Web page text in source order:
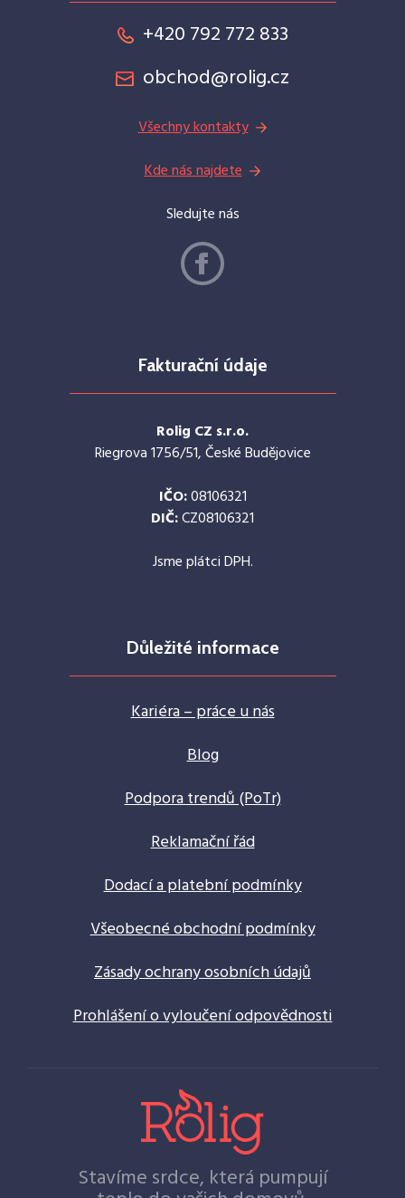
+420 792 772 833
obchod@rolig.cz
Všechny kontakty
Kde nás najdete
Sledujte nás
Fakturační údaje
Rolig CZ s.r.o.
Riegrova 1756/51, České Budějovice
IČO:08106321
DIČ:CZ08106321
Jsme plátci DPH.
Důležité informace
Kariéra – práce u nás
Blog
Podpora trendů (PoTr)
Reklamační řád
Dodací a platební podmínky
Všeobecné obchodní podmínky
Zásady ochrany osobních údajů
Prohlášení o vyloučení odpovědnosti
Stavíme srdce, která pumpují